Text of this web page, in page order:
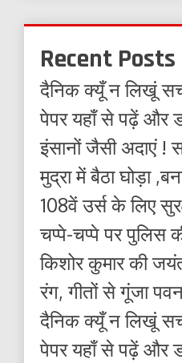
Recent Posts
दैनिक क्यूँ न लिखूं
पेपर यहाँ से पढ़ें और
इंसानों जैसी अदाएं
मुद्रा में बैठा घोड़ा
108वें उर्स के लिए
चप्पे-चप्पे पर पुलिस
किशोर कुमार की
रंग, गीतों से गूंजा पवन
दैनिक क्यूँ न लिखूं
पेपर यहाँ से पढ़ें और